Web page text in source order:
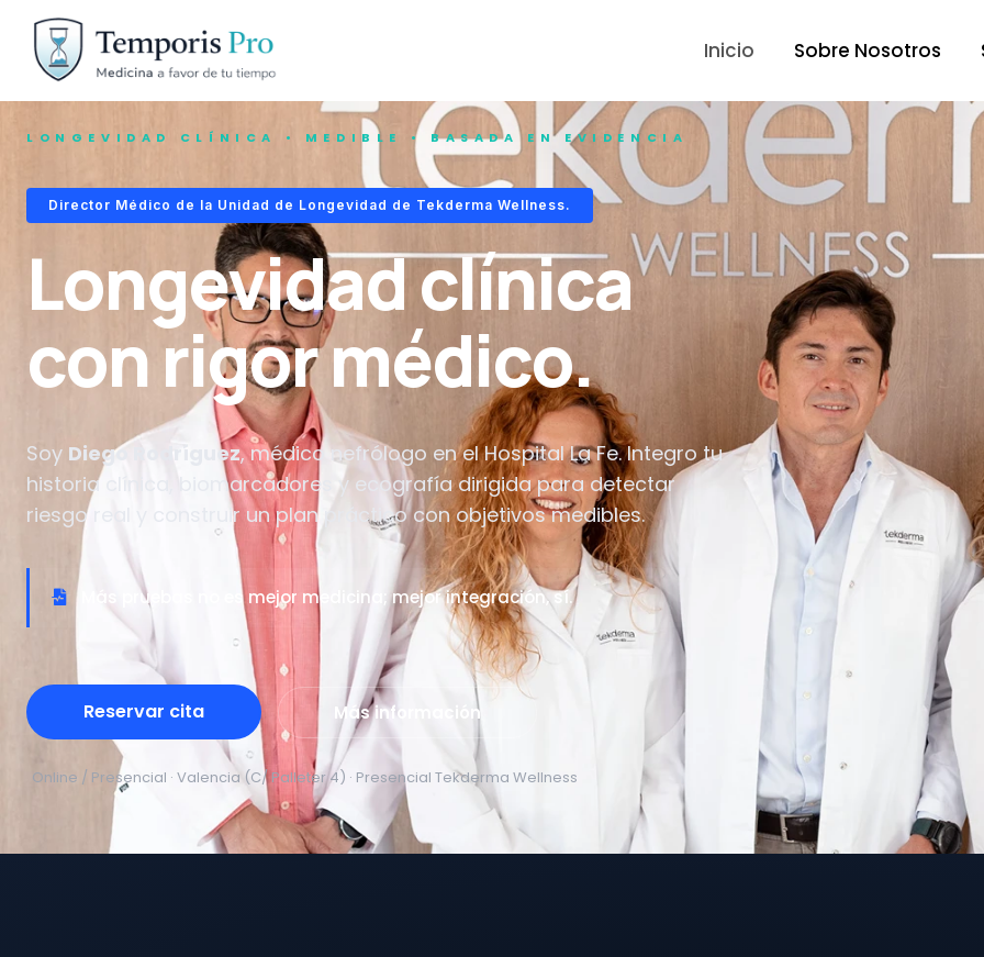
Inicio Sobre Nosotros
LONGEVIDAD CLÍNICA • MEDIBLE • BASADA EN EVIDENCIA
Director Médico de la Unidad de Longevidad de Tekderma Wellness.
Longevidad clínica
con rigor médico.
Soy Diego Rodríguez, médico nefrólogo en el Hospital La Fe. Integro tu
historia clínica, biomarcadores y ecografía dirigida para detectar
riesgo real y construir un plan práctico con objetivos medibles.
Más pruebas no es mejor medicina; mejor integración, sí.
Reservar cita Más información
Online / Presencial · Valencia (C/ Palleter 4) · Presencial Tekderma Wellness